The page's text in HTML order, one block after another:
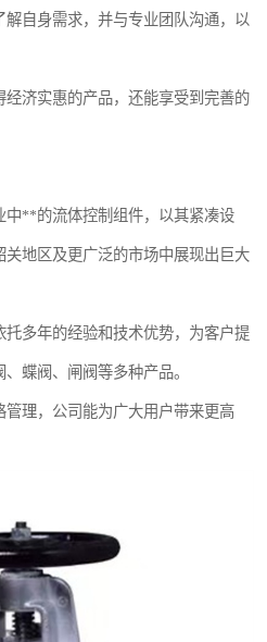
自身需求，并与专业团队沟通，以
济实惠的产品，还能享受到完善的
中**的流体控制组件，以其紧凑设
地区及更广泛的市场中展现出巨大
多年的经验和技术优势，为客户提
蝶阀、闸阀等多种产品。
理，公司能为广大用户带来更高